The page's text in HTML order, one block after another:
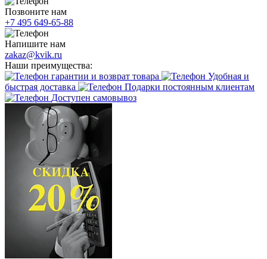
Позвоните нам
+7 495 649-65-88
Напишите нам
zakaz@kvik.ru
Наши преимущества:
гарантии и возврат товара
Удобная и
быстрая доставка
Подарки постоянным клиентам
Доступен самовывоз